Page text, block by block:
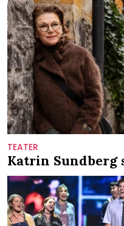
TEATER
Katrin Sundberg